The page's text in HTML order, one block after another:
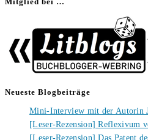
Neueste Blogbeiträge
Mini-Interview mit der Autorin
[Leser-Rezension] Reflexivum
[Leser-Rezension] Das Patent